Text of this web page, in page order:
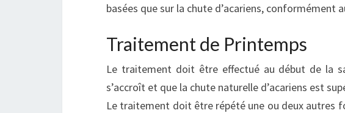
basées que sur la chute d’acariens, conformément
Traitement de Printemps
Le traitement doit être effectué au début de la
s’accroît et que la chute naturelle d’acariens est
Le traitement doit être répété une ou deux autres